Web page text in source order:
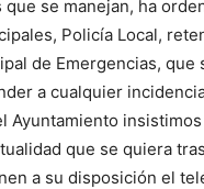
que se manejan, ha
Policía Local,
de Emergencias, que
a cualquier
Ayuntamiento
que se quiera
a su disposición el